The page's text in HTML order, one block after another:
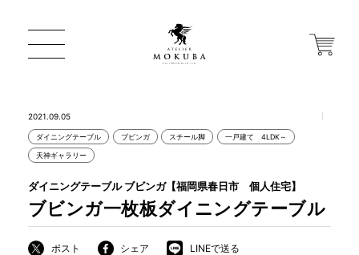
店舗から探す
2021.09.05
ダイニングテーブル ブビンガ スチール脚 一戸建て 4LDK～
天神ギャラリー
ブビンガ一枚板ダイニングテーブル
ダイニングテーブル ブビンガ【福岡県春日市 個人住宅】
ポスト シェア LINEで送る